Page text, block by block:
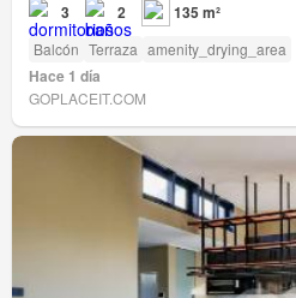
3 2 135 m²
Balcón Terraza amenity_drying_area
Hace 1 día
GOPLACEIT.COM